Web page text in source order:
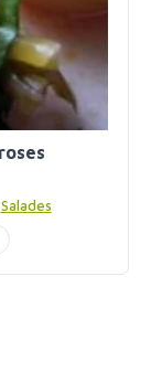
Salades